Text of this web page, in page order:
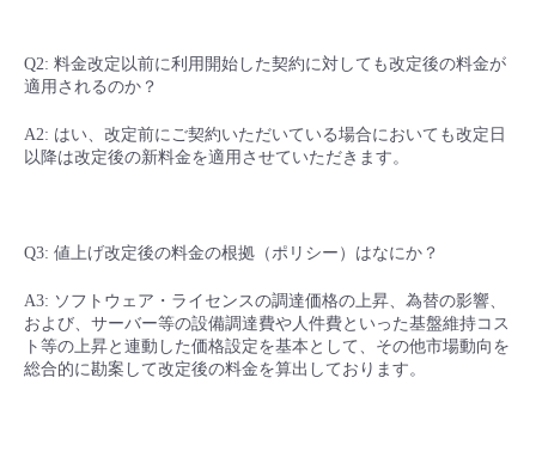
Q2: 料金改定以前に利用開始した契約に対しても改定後の料金が
適用されるのか？
A2: はい、改定前にご契約いただいている場合においても改定日
以降は改定後の新料金を適用させていただきます。
Q3: 値上げ改定後の料金の根拠（ポリシー）はなにか？
A3: ソフトウェア・ライセンスの調達価格の上昇、為替の影響、
および、サーバー等の設備調達費や人件費といった基盤維持コス
ト等の上昇と連動した価格設定を基本として、その他市場動向を
総合的に勘案して改定後の料金を算出しております。